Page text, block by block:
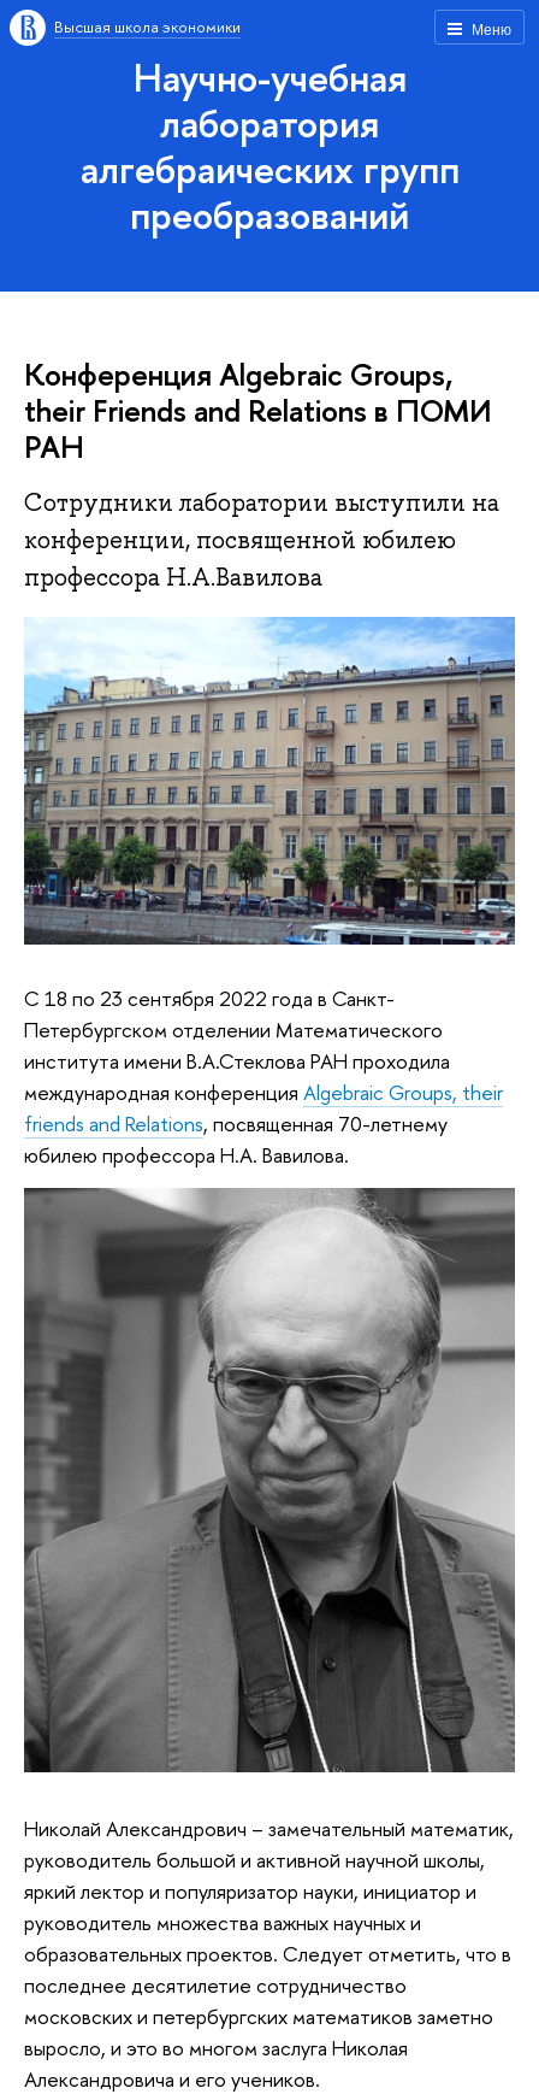
Меню
Высшая школа экономики
Научно-учебная
лаборатория
алгебраических групп
преобразований
Конференция Algebraic Groups,
their Friends and Relations в ПОМИ
РАН
Сотрудники лаборатории выступили на
конференции, посвященной юбилею
профессора Н.А.Вавилова
С 18 по 23 сентября 2022 года в Санкт-
Петербургском отделении Математического
института имени В.А.Стеклова РАН проходила
международная конференция Algebraic Groups, their
friends and Relations, посвященная 70-летнему
юбилею профессора Н.А. Вавилова.
Николай Александрович – замечательный математик,
руководитель большой и активной научной школы,
яркий лектор и популяризатор науки, инициатор и
руководитель множества важных научных и
образовательных проектов. Следует отметить, что в
последнее десятилетие сотрудничество
московских и петербургских математиков заметно
выросло, и это во многом заслуга Николая
Александровича и его учеников.